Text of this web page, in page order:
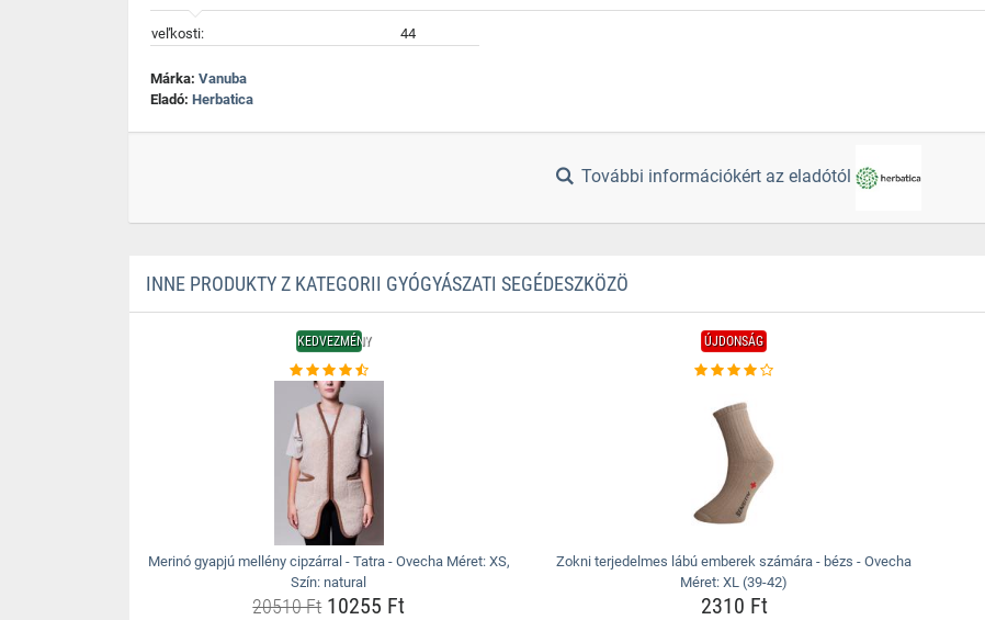
veľkosti: 44
Márka: Vanuba
Eladó: Herbatica
További információkért az eladótól
INNE PRODUKTY Z KATEGORII GYÓGYÁSZATI SEGÉDESZKÖZÖ
KEDVEZMÉNY
Merinó gyapjú mellény cipzárral - Tatra - Ovecha Méret: XS,
Szín: natural
20510 Ft10255 Ft
ÚJDONSÁG
Zokni terjedelmes lábú emberek számára - bézs - Ovecha
Méret: XL (39-42)
2310 Ft